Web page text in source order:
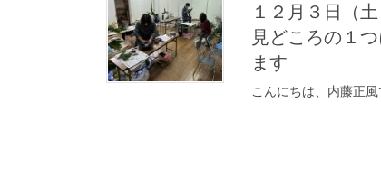
１２月３日（
見どころの１
ます
こんにちは、内藤正